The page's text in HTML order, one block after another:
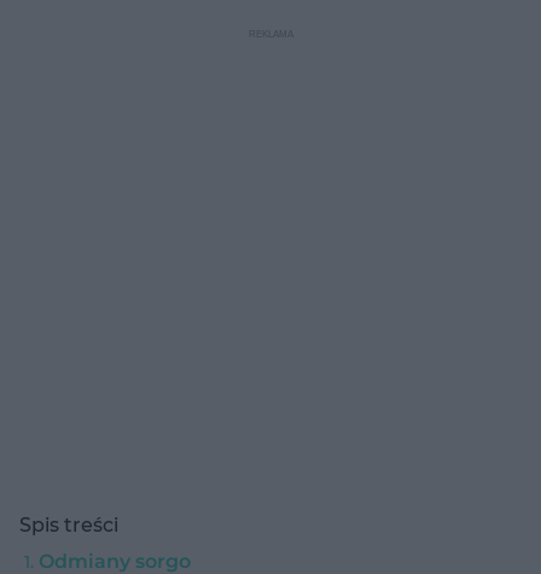
Spis treści
Odmiany sorgo